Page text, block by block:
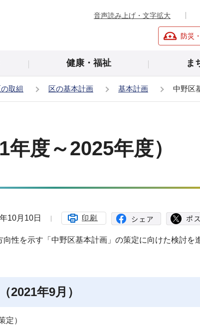
音声読み上げ・文字拡大
防災
健康・福祉 ま
取組 区の基本計画 基本計画 中野区
度～2025年度）
10月10日 印刷
性を示す「中野区基本計画」の策定に向けた検討を
2021年9月）
定）